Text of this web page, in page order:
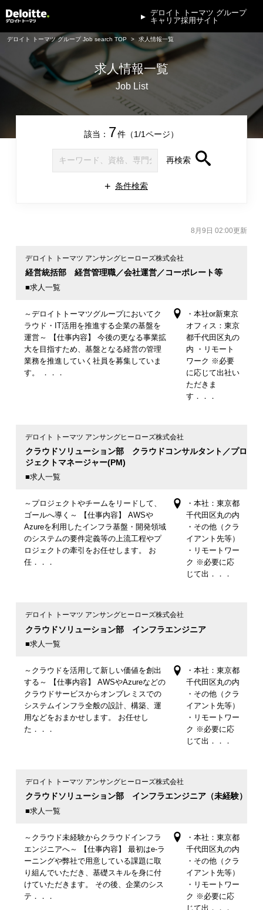
デロイト トーマツ グループ
キャリア採用サイト
デロイト トーマツ グループ Job search TOP 求人情報一覧
求人情報一覧
Job List
該当： 7件（1/1ページ）
再検索
条件検索
8月9日 02:00更新
経営統括部 経営管理職／会社運営／コーポレート等
■求人一覧
デロイト トーマツ アンサングヒーローズ株式会社
～デロイトトーマツグループにおいてク
ラウド・IT活用を推進する企業の基盤を
運営～ 【仕事内容】 今後の更なる事業拡
大を目指すため、基盤となる経営の管理
業務を推進していく社員を募集していま
す。 ．．．
・本社or新東京
オフィス：東京
都千代田区丸の
内 ・リモート
ワーク ※必要
に応じて出社い
ただきま
す．．．
クラウドソリューション部 クラウドコンサルタント／プロ
ジェクトマネージャー(PM)
■求人一覧
デロイト トーマツ アンサングヒーローズ株式会社
～プロジェクトやチームをリードして、
ゴールへ導く～ 【仕事内容】 AWSや
Azureを利用したインフラ基盤・開発領域
のシステムの要件定義等の上流工程やプ
ロジェクトの牽引をお任せします。 お
任．．．
・本社：東京都
千代田区丸の内
・その他（クラ
イアント先等）
・リモートワー
ク ※必要に応
じて出．．．
クラウドソリューション部 インフラエンジニア
■求人一覧
デロイト トーマツ アンサングヒーローズ株式会社
～クラウドを活用して新しい価値を創出
する～ 【仕事内容】 AWSやAzureなどの
クラウドサービスからオンプレミスでの
システムインフラ全般の設計、構築、運
用などをおまかせします。 お任せし
た．．．
・本社：東京都
千代田区丸の内
・その他（クラ
イアント先等）
・リモートワー
ク ※必要に応
じて出．．．
クラウドソリューション部 インフラエンジニア（未経験）
■求人一覧
デロイト トーマツ アンサングヒーローズ株式会社
～クラウド未経験からクラウドインフラ
エンジニアへ～ 【仕事内容】 最初はe-ラ
ーニングや弊社で用意している課題に取
り組んでいただき、基礎スキルを身に付
けていただきます。 その後、企業のシス
テ．．．
・本社：東京都
千代田区丸の内
・その他（クラ
イアント先等）
・リモートワー
ク ※必要に応
じて出．．．